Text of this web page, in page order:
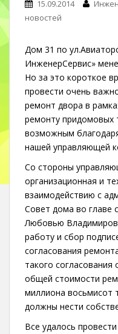
15.09.2014
новостей
Дом 31 по
ИнженерСервис»
Но за это короткое
провести очень
ремонт двора в
ремонту придомовых
возможным
нашей управляющей
Со стороны
организационная и
взаимодействию с
Совет дома во главе
Любовью
работу и сбор
согласования
такого
общей стоимости
миллиона восьмисот
должны нести
Все удалось